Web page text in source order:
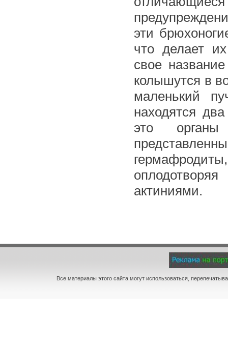
эти
что делает
свое
колышутся в
маленький
находятся
это органы
актиниями.
Все материалы этого сайта могут использоваться,